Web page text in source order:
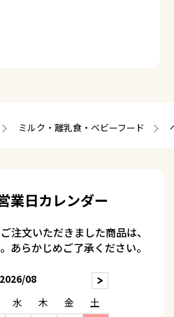
ミルク・離乳食・ベビーフード
業日カレンダー
注文いただきました商品は、
あらかじめご了承ください。
2026/08
水 木 金
土